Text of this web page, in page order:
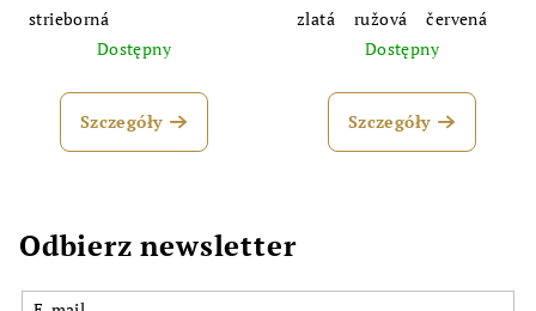
strieborná
Dostępny
Szczegóły
zlatá ružová
červená
Dostępny
Szczegóły
Odbierz newsletter